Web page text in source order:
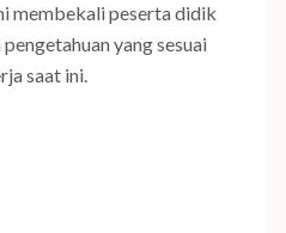
membekali peserta didik
yang sesuai
saat ini.